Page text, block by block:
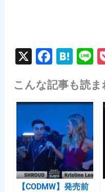
X
F
c
e
b
o
o
k
H
e
n
a
e
こんな記事も読
【CODMW】発売前